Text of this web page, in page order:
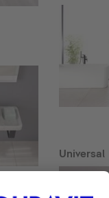
Universal